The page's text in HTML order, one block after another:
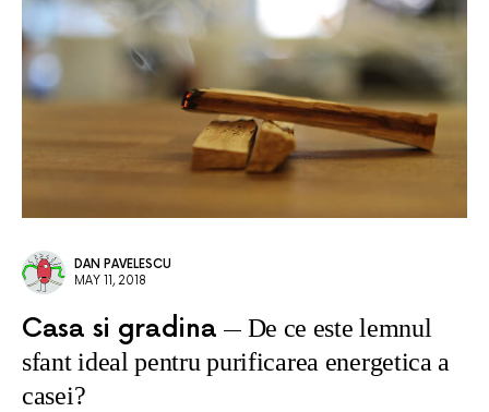
DAN PAVELESCU
MAY 11, 2018
Casa si gradina
De ce este lemnul
sfant ideal pentru purificarea energetica a
casei?